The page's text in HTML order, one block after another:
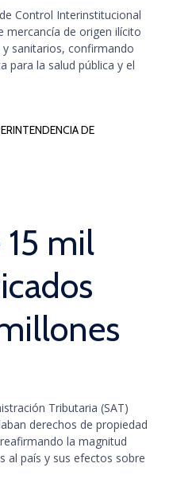
Control Interinstitucional
mercancía de origen ilícito
sanitarios, confirmando
para la salud pública y el
DE
mil
Tributaria (SAT)
derechos de propiedad
la magnitud
al país y sus efectos sobre